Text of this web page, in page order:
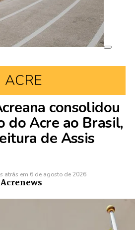
ACRE
consolidou
do Acre ao Brasil,
de Assis
atrás em 6 de agosto de 2026